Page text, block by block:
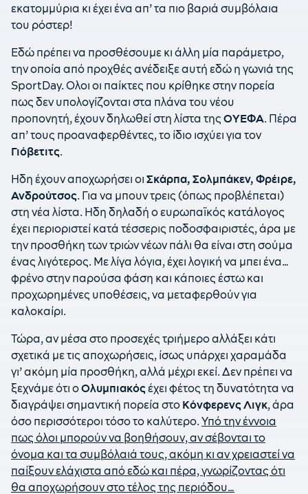
εκατομμύρια κι έχει ένα απ’ τα πιο βαριά συμβόλαια
του ρόστερ!
Εδώ πρέπει να προσθέσουμε κι άλλη μία παράμετρο,
την οποία από προχθές ανέδειξε αυτή εδώ η γωνιά της
SportDay. Ολοι οι παίκτες που κρίθηκε στην πορεία
πως δεν υπολογίζονται στα πλάνα του νέου
προπονητή, έχουν δηλωθεί στη λίστα της ΟΥΕΦΑ. Πέρα
απ’ τους προαναφερθέντες, το ίδιο ισχύει για τον
Γιόβετιτς.
Ηδη έχουν αποχωρήσει οι Σκάρπα, Σολμπάκεν, Φρέιρε,
Ανδρούτσος. Για να μπουν τρεις (όπως προβλέπεται)
στη νέα λίστα. Ηδη δηλαδή ο ευρωπαϊκός κατάλογος
έχει περιοριστεί κατά τέσσερις ποδοσφαιριστές, άρα με
την προσθήκη των τριών νέων πάλι θα είναι στη σούμα
ένας λιγότερος. Με λίγα λόγια, έχει λογική να μπει ένα…
φρένο στην παρούσα φάση και κάποιες έστω και
προχωρημένες υποθέσεις, να μεταφερθούν για
καλοκαίρι.
Τώρα, αν μέσα στο προσεχές τριήμερο αλλάξει κάτι
σχετικά με τις αποχωρήσεις, ίσως υπάρχει χαραμάδα
γι’ ακόμη μία προσθήκη, αλλά μέχρι εκεί. Δεν πρέπει να
ξεχνάμε ότι οΟλυμπιακόςέχει φέτος τη δυνατότητα να
διαγράψει σημαντική πορεία στο Κόνφερενς Λιγκ, άρα
όσο περισσότεροι τόσο το καλύτερο. Υπό την έννοια
πως όλοι μπορούν να βοηθήσουν, αν σέβονται το
όνομα και τα συμβόλαιά τους, ακόμη κι αν χρειαστεί να
παίξουν ελάχιστα από εδώ και πέρα, γνωρίζοντας ότι
θα αποχωρήσουν στο τέλος της περιόδου…